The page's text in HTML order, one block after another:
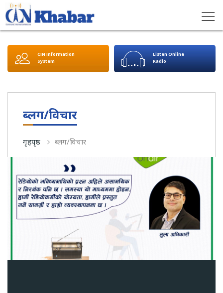
CIN Information
System
Listen Online
Radio
ब्लग/विचार
गृहपृष्ठ ब्लग/विचार